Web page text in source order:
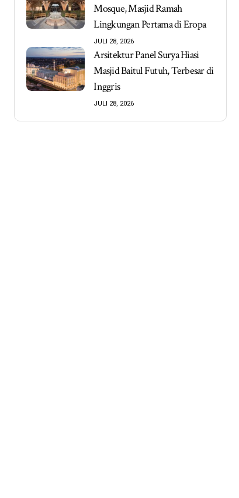
Mosque, Masjid Ramah
Lingkungan Pertama di Eropa
JULI 28, 2026
Arsitektur Panel Surya Hiasi
Masjid Baitul Futuh, Terbesar di
Inggris
JULI 28, 2026